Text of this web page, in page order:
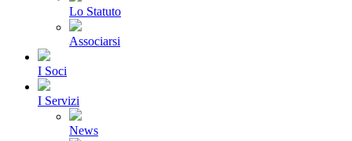
Lo Statuto
Associarsi
I Soci
I Servizi
News